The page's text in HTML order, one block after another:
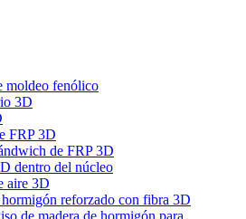
moldeo fenólico
3D
FRP 3D
de FRP 3D
dentro del núcleo
aire 3D
hormigón reforzado con fibra 3D
de madera de hormigón para